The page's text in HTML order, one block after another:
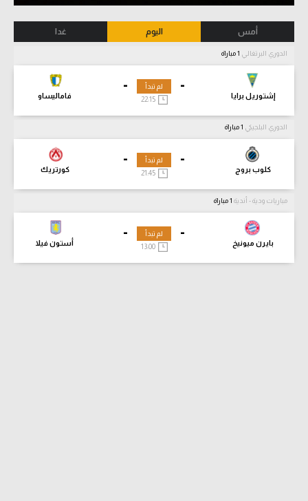
أمس اليوم غدا
الدوري البرتغالي
-
إشتوريل برايا
-
فاماليساو
لم تبدأ
22:15
الدوري البلجيكي
-
كلوب بروج
-
كورتريك
لم تبدأ
21:45
مباريات ودية - أندية
-
بايرن ميونيخ
-
أستون فيلا
لم تبدأ
13:00